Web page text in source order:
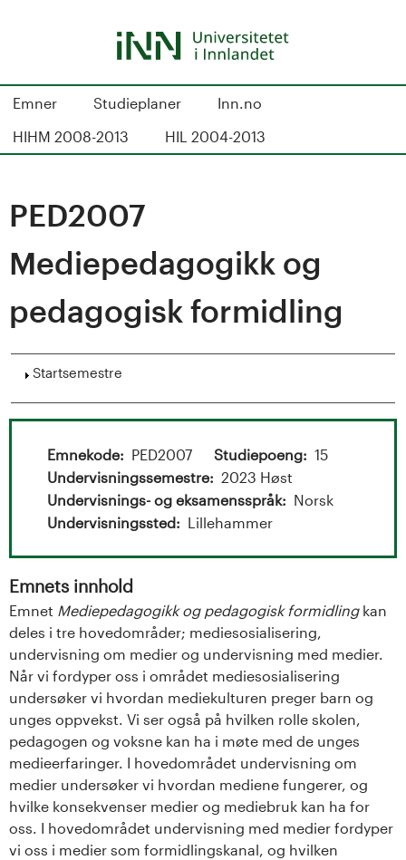
S
d
k
t
g
U
n
v
e
r
s
Emner Studieplaner
Inn.no
HIHM 2008-2013
HIL 2004-2013
PED2007
Mediepedagogikk og
pedagogisk formidling
Vis
Startsemestre
Emnekode PED2007 Studiepoeng
15
Undervisningssemestre
2023 Høst
Undervisnings- og eksamensspråk
Norsk
Undervisningssted
Lillehammer
Emnets innhold
Emnet Mediepedagogikk og pedagogisk formidlingkan
deles i tre hovedområder; mediesosialisering,
undervisning om medier og undervisning med medier.
Når vi fordyper oss i området mediesosialisering
undersøker vi hvordan mediekulturen preger barn og
unges oppvekst. Vi ser også på hvilken rolle skolen,
pedagogen og voksne kan ha i møte med de unges
medieerfaringer. I hovedområdet undervisning om
medier undersøker vi hvordan mediene fungerer, og
hvilke konsekvenser medier og mediebruk kan ha for
oss. I hovedområdet undervisning med medier fordyper
vi oss i medier som formidlingskanal, og hvilken